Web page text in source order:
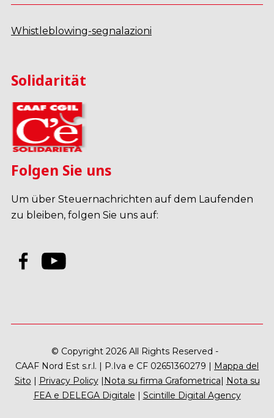
Whistleblowing-segnalazioni
Solidarität
Folgen Sie uns
Um über Steuernachrichten auf dem Laufenden
zu bleiben, folgen Sie uns auf:
© Copyright 2026 All Rights Reserved -
CAAF Nord Est s.r.l. | P.Iva e CF 02651360279 |
Mappa del
Sito
Privacy Policy| Nota su firma Grafometrica
Nota su
FEA e DELEGA Digitale
Scintille Digital Agency